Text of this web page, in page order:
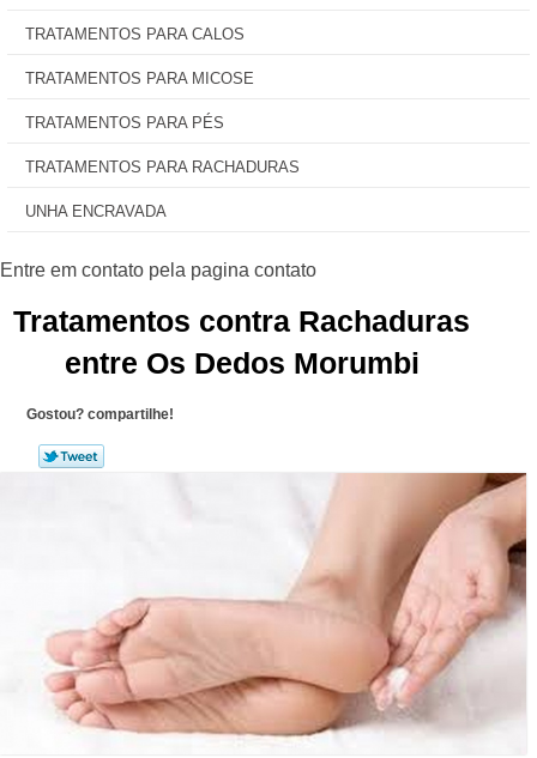
TRATAMENTOS PARA CALOS
TRATAMENTOS PARA MICOSE
TRATAMENTOS PARA PÉS
TRATAMENTOS PARA RACHADURAS
UNHA ENCRAVADA
Tratamentos contra Rachaduras
entre Os Dedos Morumbi
Gostou? compartilhe!